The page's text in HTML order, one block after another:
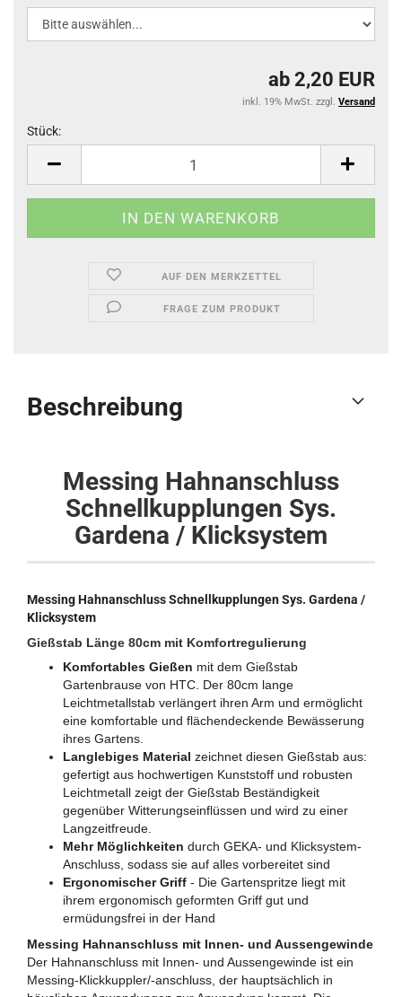
ab 2,20 EUR
inkl. 19% MwSt. zzgl. Versand
Stück:
AUF DEN MERKZETTEL
FRAGE ZUM PRODUKT
Beschreibung
Messing Hahnanschluss
Schnellkupplungen Sys.
Gardena / Klicksystem
Messing Hahnanschluss Schnellkupplungen Sys. Gardena /
Klicksystem
Gießstab Länge 80cm mit Komfortregulierung
Komfortables Gießen mit dem Gießstab
Gartenbrause von HTC. Der 80cm lange
Leichtmetallstab verlängert ihren Arm und ermöglicht
eine komfortable und flächendeckende Bewässerung
ihres Gartens.
Langlebiges Material zeichnet diesen Gießstab aus:
gefertigt aus hochwertigen Kunststoff und robusten
Leichtmetall zeigt der Gießstab Beständigkeit
gegenüber Witterungseinflüssen und wird zu einer
Langzeitfreude.
Mehr Möglichkeiten durch GEKA- und Klicksystem-
Anschluss, sodass sie auf alles vorbereitet sind
Ergonomischer Griff - Die Gartenspritze liegt mit
ihrem ergonomisch geformten Griff gut und
ermüdungsfrei in der Hand
Messing Hahnanschluss mit Innen- und Aussengewinde
Der Hahnanschluss mit Innen- und Aussengewinde ist ein
Messing-Klickkuppler/-anschluss, der hauptsächlich in